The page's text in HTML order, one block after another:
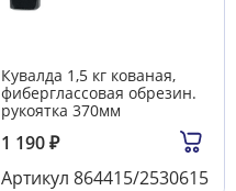
Кувалда 1,5 кг кованая,
фиберглассовая обрезин.
рукоятка 370мм
1 190₽
Артикул 864415/2530615